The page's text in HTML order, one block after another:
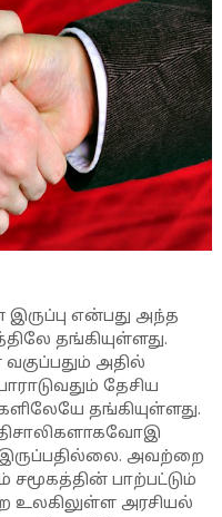
என்பது அந்த
தங்கியுள்ளது.
அதில்
தேசிய
தங்கியுள்ளது.
அவற்றை
சமூகத்தின் பாற்பட்டும்
உலகிலுள்ள அரசியல்